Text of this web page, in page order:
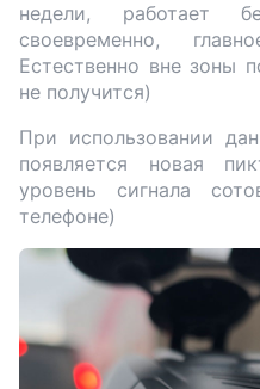
недели, работает
своевременно,
Естественно вне зоны
не получится)
При использовании
появляется новая
уровень сигнала
телефоне)